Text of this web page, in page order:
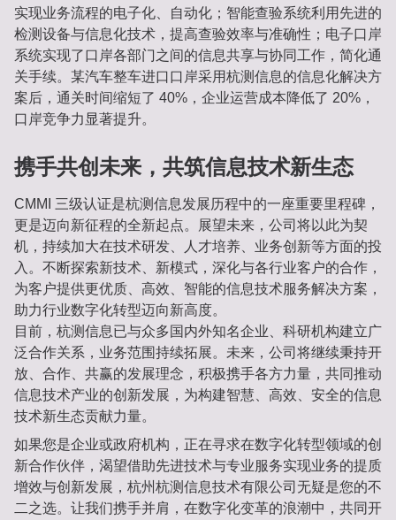
实现业务流程的电子化、自动化；智能查验系统利用先进的
检测设备与信息化技术，提高查验效率与准确性；电子口岸
系统实现了口岸各部门之间的信息共享与协同工作，简化通
关手续。某汽车整车进口口岸采用杭测信息的信息化解决方
案后，通关时间缩短了 40%，企业运营成本降低了 20%，
口岸竞争力显著提升。
携手共创未来，共筑信息技术新生态
CMMI 三级认证是杭测信息发展历程中的一座重要里程碑，
更是迈向新征程的全新起点。展望未来，公司将以此为契
机，持续加大在技术研发、人才培养、业务创新等方面的投
入。不断探索新技术、新模式，深化与各行业客户的合作，
为客户提供更优质、高效、智能的信息技术服务解决方案，
助力行业数字化转型迈向新高度。
目前，杭测信息已与众多国内外知名企业、科研机构建立广
泛合作关系，业务范围持续拓展。未来，公司将继续秉持开
放、合作、共赢的发展理念，积极携手各方力量，共同推动
信息技术产业的创新发展，为构建智慧、高效、安全的信息
技术新生态贡献力量。
如果您是企业或政府机构，正在寻求在数字化转型领域的创
新合作伙伴，渴望借助先进技术与专业服务实现业务的提质
增效与创新发展，杭州杭测信息技术有限公司无疑是您的不
二之选。让我们携手并肩，在数字化变革的浪潮中，共同开